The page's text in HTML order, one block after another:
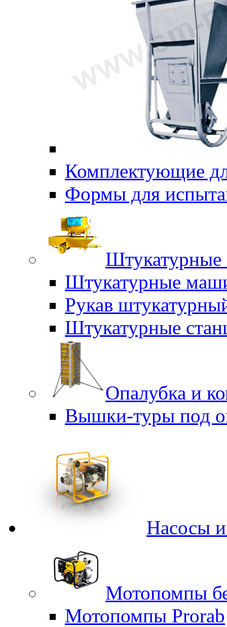
Комплектующие
Формы для
Штукатурные
Штукатурные
Рукав
Штукатурные
Опалубка и
Вышки-туры под
Насосы
Мотопомпы
Мотопомпы Prorab